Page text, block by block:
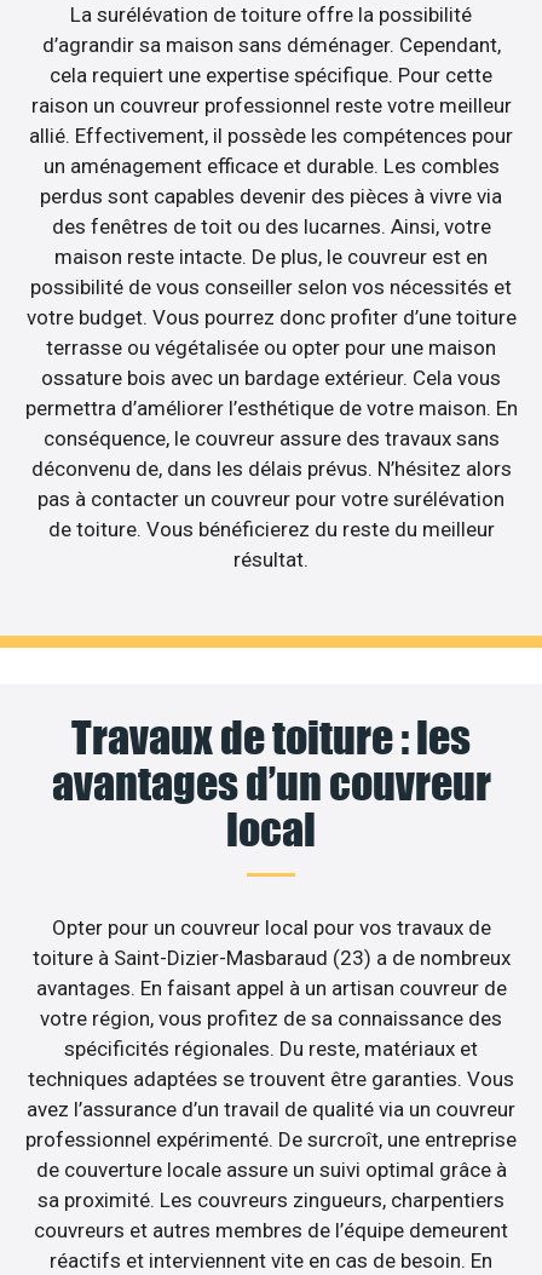
La surélévation de toiture offre la possibilité
d’agrandir sa maison sans déménager. Cependant,
cela requiert une expertise spécifique. Pour cette
raison un couvreur professionnel reste votre meilleur
allié. Effectivement, il possède les compétences pour
un aménagement efficace et durable. Les combles
perdus sont capables devenir des pièces à vivre via
des fenêtres de toit ou des lucarnes. Ainsi, votre
maison reste intacte. De plus, le couvreur est en
possibilité de vous conseiller selon vos nécessités et
votre budget. Vous pourrez donc profiter d’une toiture
terrasse ou végétalisée ou opter pour une maison
ossature bois avec un bardage extérieur. Cela vous
permettra d’améliorer l’esthétique de votre maison. En
conséquence, le couvreur assure des travaux sans
déconvenu de, dans les délais prévus. N’hésitez alors
pas à contacter un couvreur pour votre surélévation
de toiture. Vous bénéficierez du reste du meilleur
résultat.
Travaux de toiture : les
avantages d’un couvreur
local
Opter pour un couvreur local pour vos travaux de
toiture à Saint-Dizier-Masbaraud (23) a de nombreux
avantages. En faisant appel à un artisan couvreur de
votre région, vous profitez de sa connaissance des
spécificités régionales. Du reste, matériaux et
techniques adaptées se trouvent être garanties. Vous
avez l’assurance d’un travail de qualité via un couvreur
professionnel expérimenté. De surcroît, une entreprise
de couverture locale assure un suivi optimal grâce à
sa proximité. Les couvreurs zingueurs, charpentiers
couvreurs et autres membres de l’équipe demeurent
réactifs et interviennent vite en cas de besoin. En